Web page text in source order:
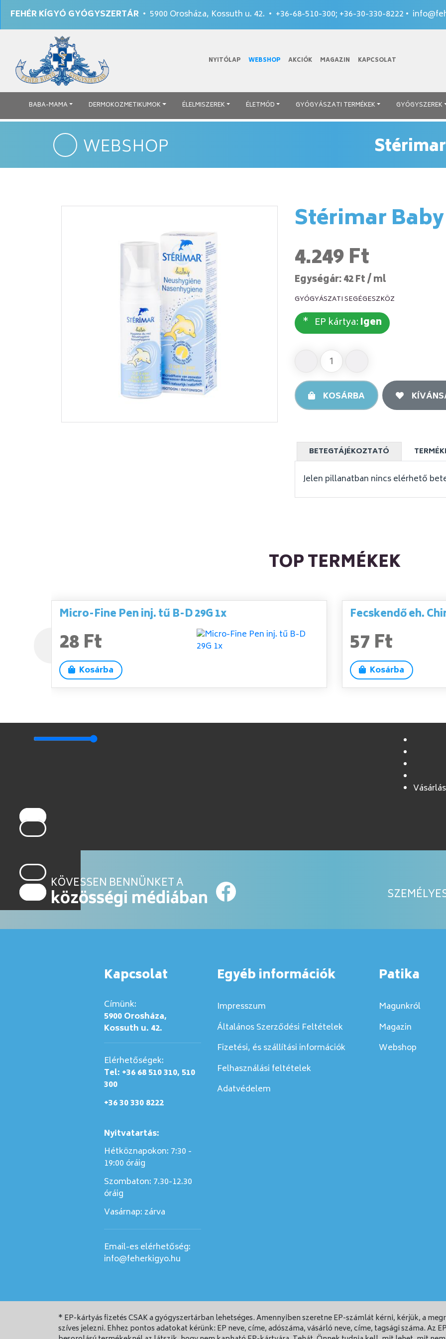
FEHÉR KÍGYÓ GYÓGYSZERTÁR• 5900 Orosháza, Kossuth u. 42. • +36-68-510-300; +36-30-330-8222 •
NYITÓLAP WEBSHOP AKCIÓK MAGAZIN KAPCSOLAT
BABA-MAMA DERMOKOZMETIKUMOK ÉLELMISZEREK ÉLETMÓD GYÓGYÁSZATI TERMÉKEK GYÓGYSZEREK
WEBSHOP
Stérimar
4.249 Ft
Egységár: 42 Ft / ml
GYÓGYÁSZATI SEGÉGESZKÖZ
EP kártya:Igen
KOSÁRBA
BETEGTÁJÉKOZTATÓ
Jelen pillanatban nincs elérhető
TOP TERMÉKEK
Micro-Fine Pen inj. tű B-D 29G 1x
28 Ft
Kosárba
Fecskendő eh.
57 Ft
Kosárba
KÖVESSEN BENNÜNKET A
közösségi médiában
Kapcsolat
Címünk:
5900 Orosháza,
Kossuth u. 42.
Elérhetőségek:
Tel: +36 68 510 310, 510
300
+36 30 330 8222
Nyitvatartás:
Hétköznapokon: 7:30 -
19:00 óráig
Szombaton: 7.30-12.30
óráig
Vasárnap: zárva
Email-es elérhetőség:
info@feherkigyo.hu
Egyéb információk
Impresszum
Általános Szerződési Feltételek
Fizetési, és szállítási információk
Felhasználási feltételek
Adatvédelem
Patika
Magunkról
Magazin
Webshop
* EP-kártyás fizetés CSAK a gyógyszertárban lehetséges. Amennyiben szeretne EP-számlát kérni, kérjük, a
szíves jelezni. Ehhez pontos adatokat kérünk: EP neve, címe, adószáma, vásárló neve, címe, tagsági száma. Az